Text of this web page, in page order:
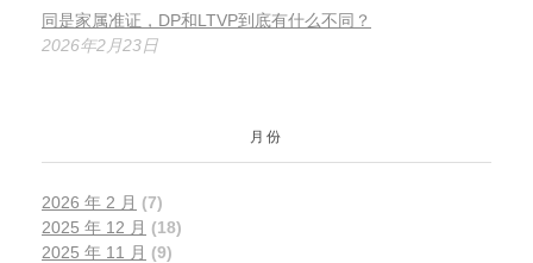
同是家属准证，DP和LTVP到底有什么不同？
2026年2月23日
月份
2026 年 2 月 (7)
2025 年 12 月 (18)
2025 年 11 月 (9)